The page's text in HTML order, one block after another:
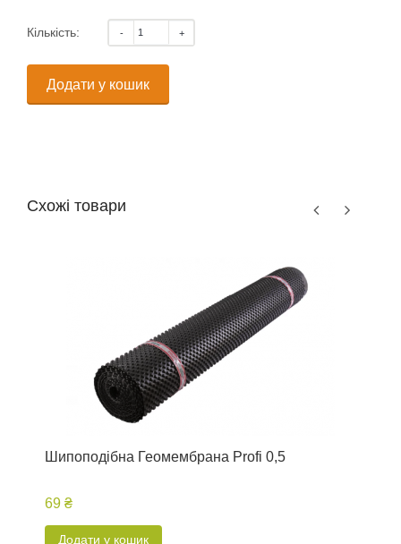
Кількість:
Додати у кошик
Схожі товари
Шипоподібна Геомембрана Profi 0,5
69 ₴
Додати у кошик